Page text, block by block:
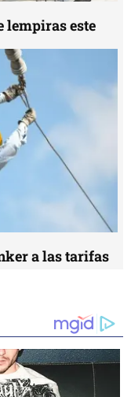
a las tarifas